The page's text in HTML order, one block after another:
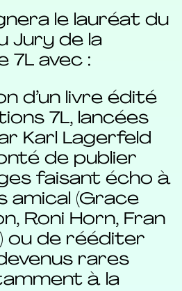
le lauréat du
Jury de la
7L avec :
d’un livre édité
7L, lancées
Karl Lagerfeld
de publier
faisant écho à
amical (Grace
Roni Horn, Fran
ou de rééditer
rares
à la